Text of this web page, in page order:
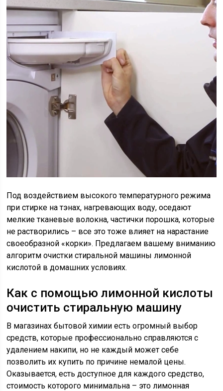
Под воздействием высокого температурного режима
при стирке на тэнах, нагревающих воду, оседают
мелкие тканевые волокна, частички порошка, которые
не растворились – все это тоже влияет на нарастание
своеобразной «корки». Предлагаем вашему вниманию
алгоритм очистки стиральной машины лимонной
кислотой в домашних условиях.
Как с помощью лимонной кислоты
очистить стиральную машину
В магазинах бытовой химии есть огромный выбор
средств, которые профессионально справляются с
удалением накипи, но не каждый может себе
позволить их купить по причине немалой цены.
Оказывается, есть доступное для каждого средство,
стоимость которого минимальна – это лимонная